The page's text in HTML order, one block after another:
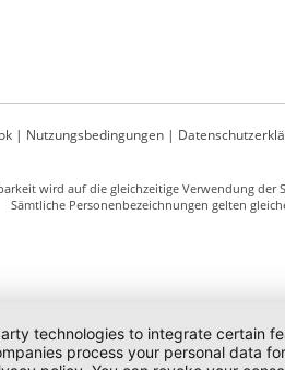
| Nutzungsbedingungen|
wird auf die gleichzeitige Verwendung
Sämtliche Personenbezeichnungen gelten
technologies to integrate certain
process your personal data